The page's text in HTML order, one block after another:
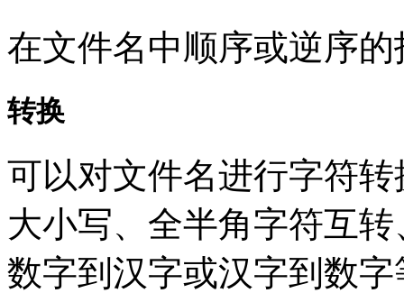
在文件名中顺序或逆序
转换
可以对文件名进行字符
大小写、全半角字符互
数字到汉字或汉字到数字